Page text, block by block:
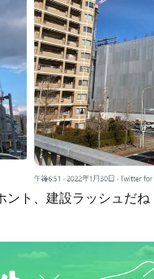
ント、建設ラッシュだね